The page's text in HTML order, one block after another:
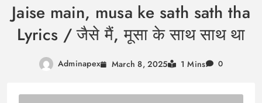
Jaise main, musa ke sath sath tha
Lyrics / जैसे मैं, मूसा के साथ साथ था
Adminapex March 8, 2025 1 Mins 0